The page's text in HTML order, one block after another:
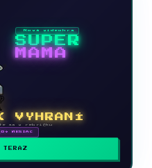
Nová videohra
SUPER
MAMA
VYHRANÍ
sa v rebríčku
MESIAC
TERAZ